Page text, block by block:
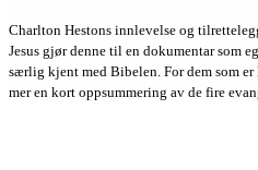
Charlton Hestons innlevelse og
Jesus gjør denne til en dokumentar som
særlig kjent med Bibelen. For dem som
mer en kort oppsummering av de fire